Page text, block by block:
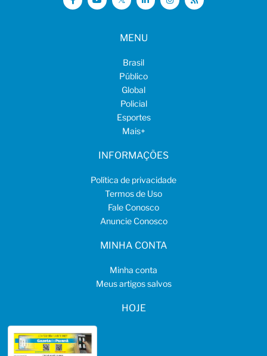
MENU
Brasil
Público
Global
Policial
Esportes
Mais+
INFORMAÇÕES
Política de privacidade
Termos de Uso
Fale Conosco
Anuncie Conosco
MINHA CONTA
Minha conta
Meus artigos salvos
HOJE